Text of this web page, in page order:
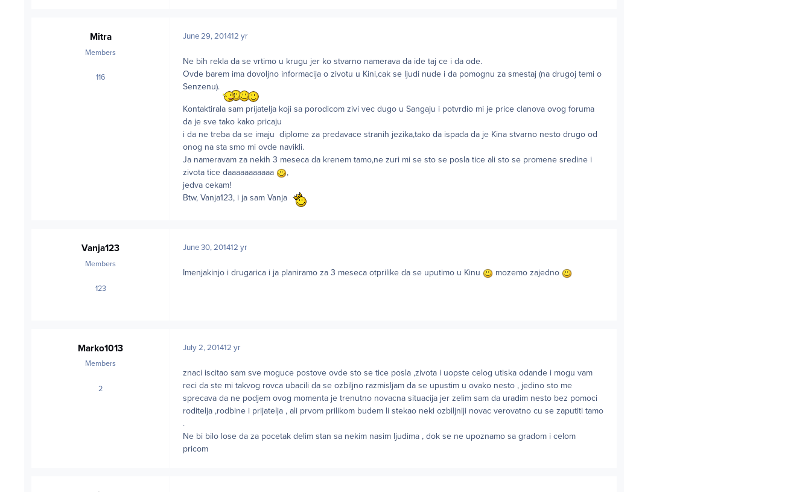
Mitra
Members
116posts
June 29, 201412 yr
Ne bih rekla da se vrtimo u krugu jer ko stvarno namerava da ide taj ce i da ode.
Ovde barem ima dovoljno informacija o zivotu u Kini,cak se ljudi nude i da pomognu za smestaj (na drugoj temi o
Senzenu).
Kontaktirala sam prijatelja koji sa porodicom zivi vec dugo u Sangaju i potvrdio mi je price clanova ovog foruma
da je sve tako kako pricaju
i da ne treba da se imaju diplome za predavace stranih jezika,tako da ispada da je Kina stvarno nesto drugo od
onog na sta smo mi ovde navikli.
Ja nameravam za nekih 3 meseca da krenem tamo,ne zuri mi se sto se posla tice ali sto se promene sredine i
zivota tice daaaaaaaaaaa
,
jedva cekam!
Btw, Vanja123, i ja sam Vanja
Vanja123
Members
123posts
June 30, 201412 yr
Imenjakinjo i drugarica i ja planiramo za 3 meseca otprilike da se uputimo u Kinu mozemo zajedno
Marko1013
Members
2posts
July 2, 201412 yr
znaci iscitao sam sve moguce postove ovde sto se tice posla ,zivota i uopste celog utiska odande i mogu vam
reci da ste mi takvog rovca ubacili da se ozbiljno razmisljam da se upustim u ovako nesto , jedino sto me
sprecava da ne podjem ovog momenta je trenutno novacna situacija jer zelim sam da uradim nesto bez pomoci
roditelja ,rodbine i prijatelja , ali prvom prilikom budem li stekao neki ozbiljniji novac verovatno cu se zaputiti tamo
.
Ne bi bilo lose da za pocetak delim stan sa nekim nasim ljudima , dok se ne upoznamo sa gradom i celom
pricom